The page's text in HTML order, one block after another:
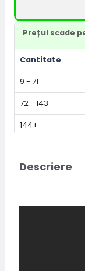
Prețul scade
Cantitate
9 - 71
72 - 143
144+
Descriere